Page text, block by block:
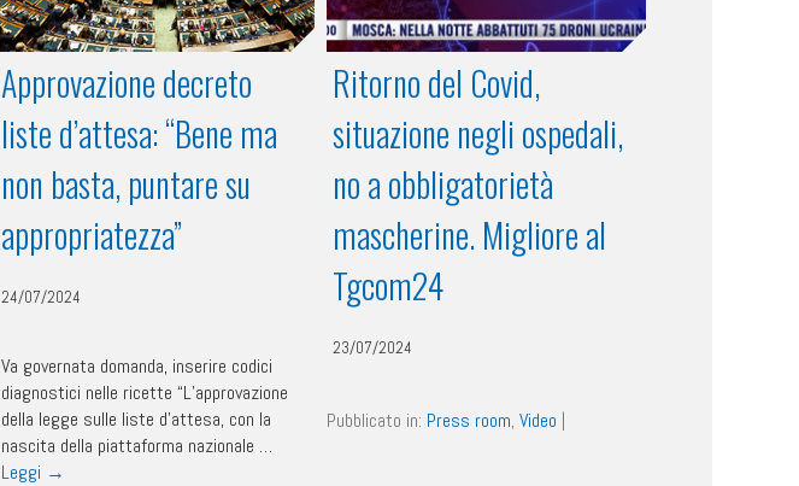
Approvazione decreto
liste d’attesa: “Bene ma
non basta, puntare su
appropriatezza”
24/07/2024
Va governata domanda, inserire codici
diagnostici nelle ricette “L’approvazione
della legge sulle liste d’attesa, con la
nascita della piattaforma nazionale …
Leggi →
Ritorno del Covid,
situazione negli ospedali,
no a obbligatorietà
mascherine. Migliore al
Tgcom24
23/07/2024
Pubblicato in: Press room, Video |